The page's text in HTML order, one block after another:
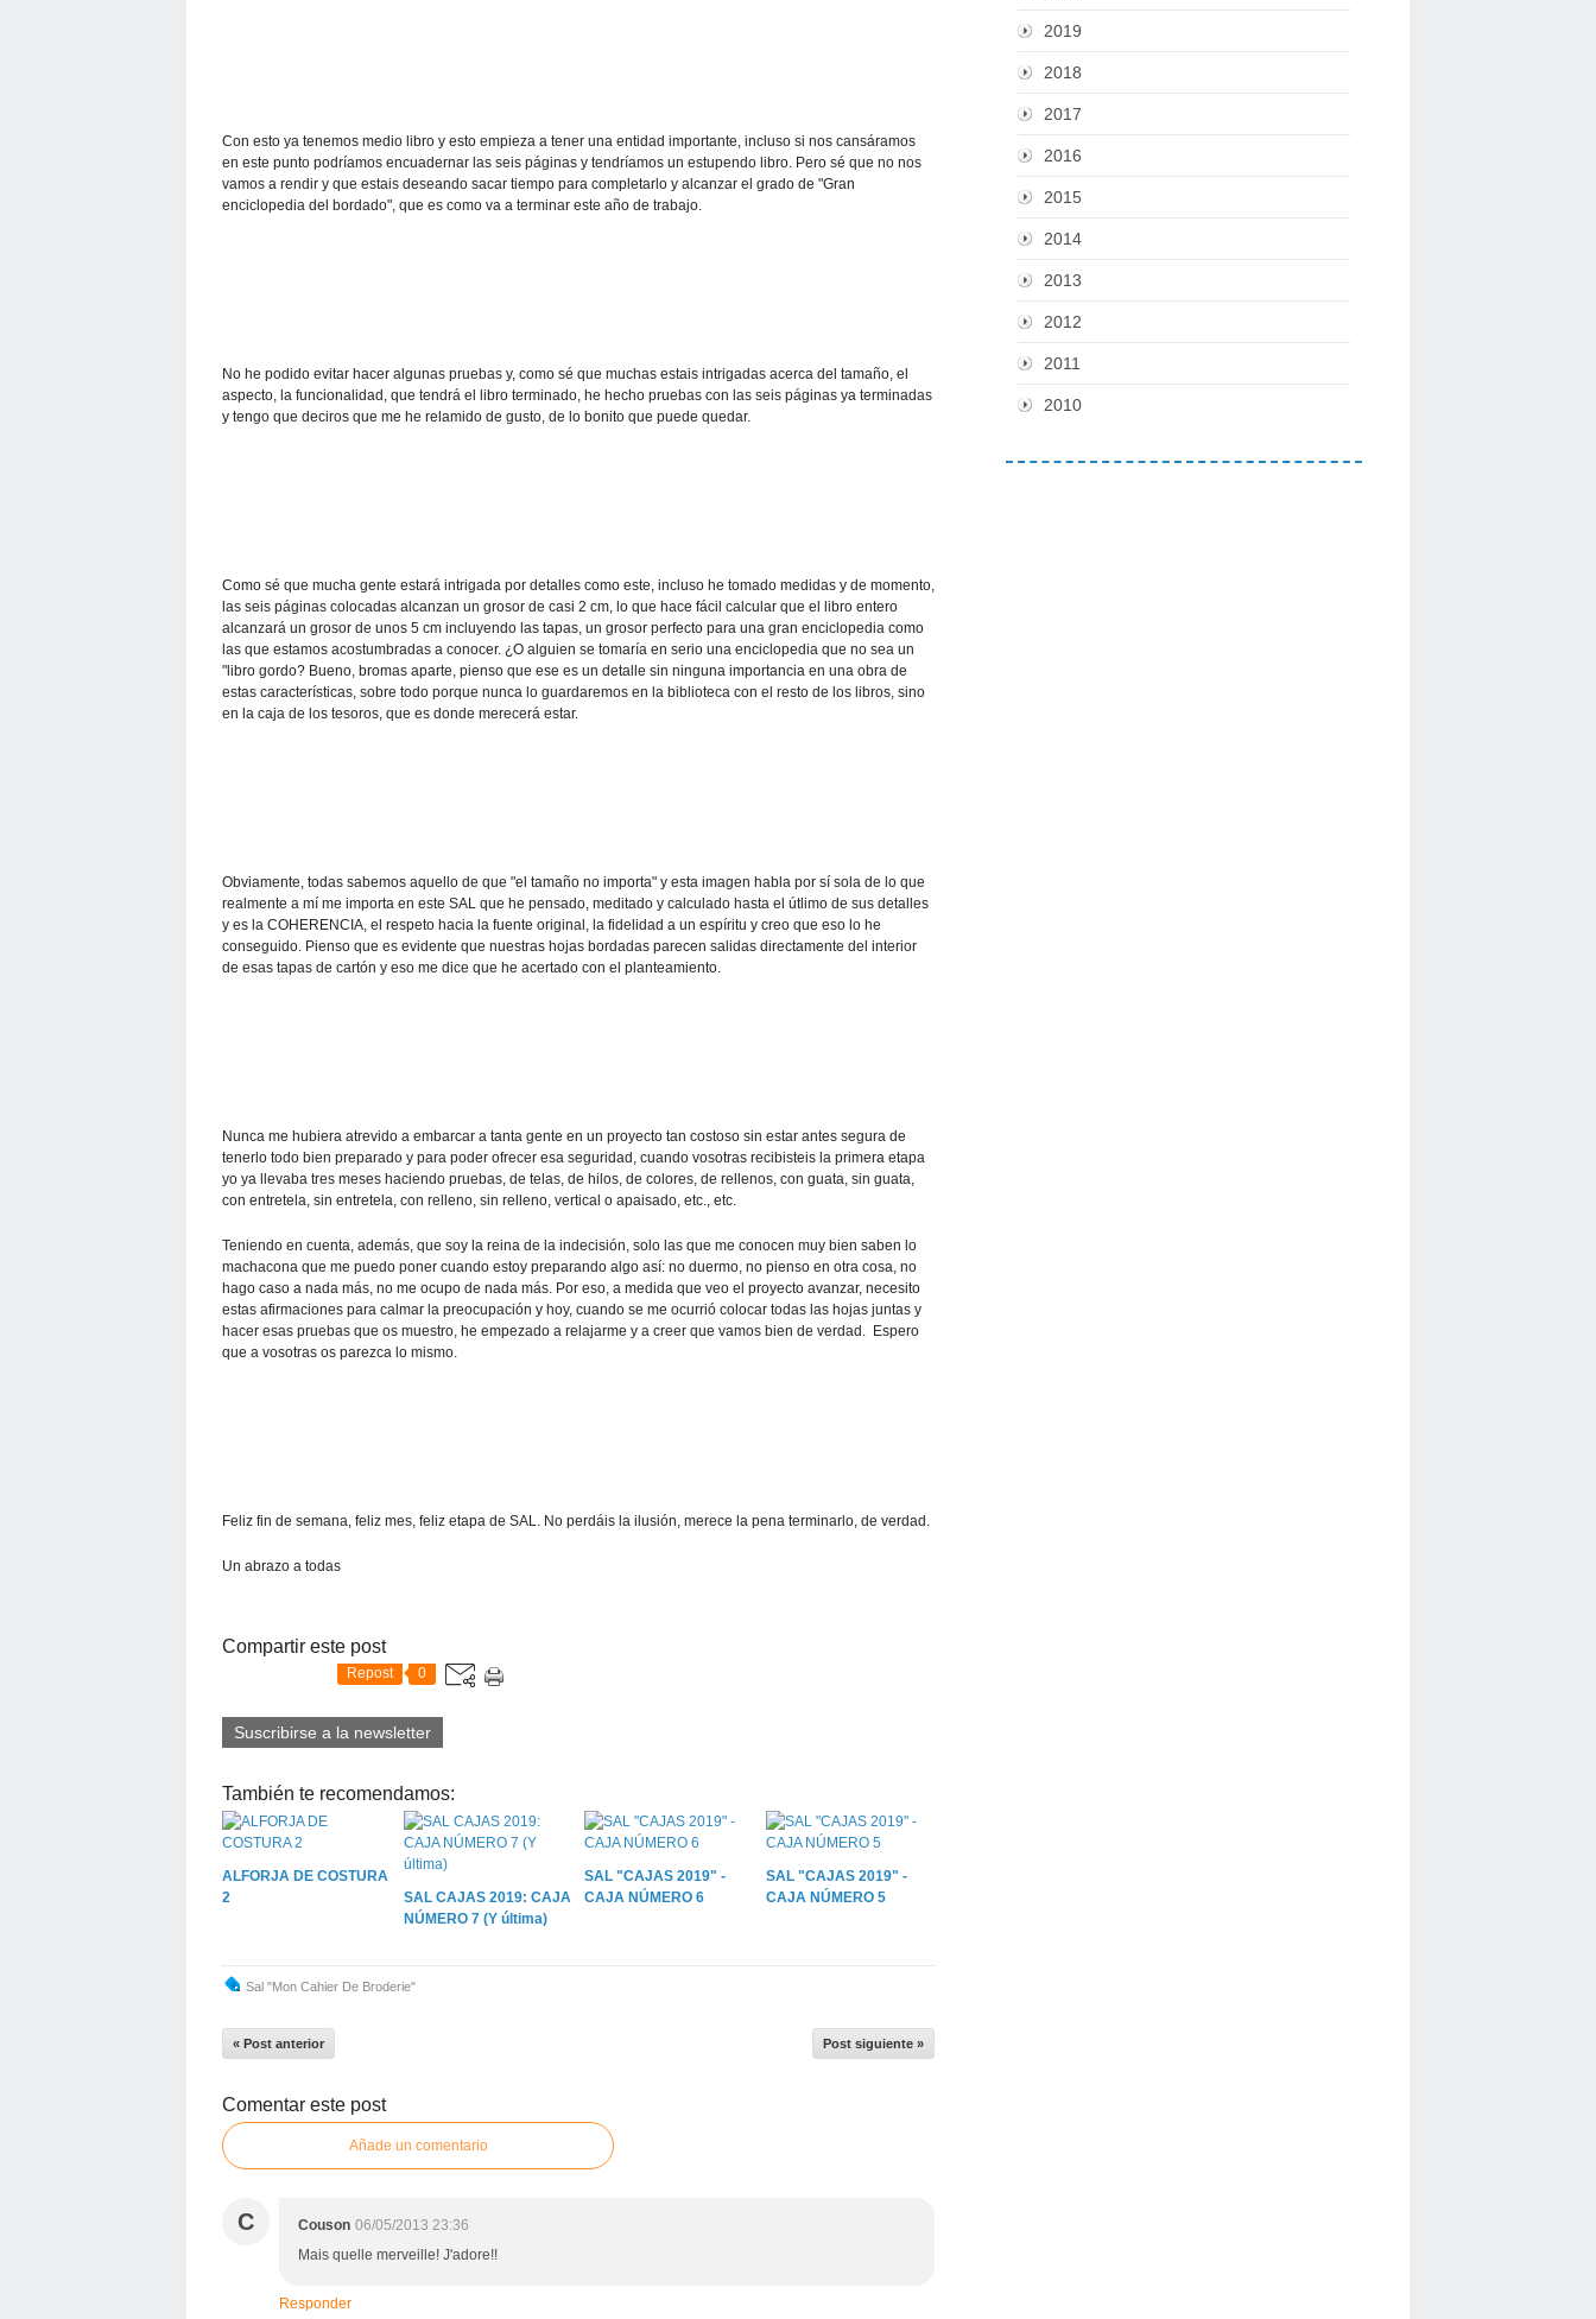
Con esto ya tenemos medio libro y esto empieza a tener una entidad importante, incluso si nos cansáramos
en este punto podríamos encuadernar las seis páginas y tendríamos un estupendo libro. Pero sé que no nos
vamos a rendir y que estais deseando sacar tiempo para completarlo y alcanzar el grado de "Gran
enciclopedia del bordado", que es como va a terminar este año de trabajo.
No he podido evitar hacer algunas pruebas y, como sé que muchas estais intrigadas acerca del tamaño, el
aspecto, la funcionalidad, que tendrá el libro terminado, he hecho pruebas con las seis páginas ya terminadas
y tengo que deciros que me he relamido de gusto, de lo bonito que puede quedar.
Como sé que mucha gente estará intrigada por detalles como este, incluso he tomado medidas y de momento,
las seis páginas colocadas alcanzan un grosor de casi 2 cm, lo que hace fácil calcular que el libro entero
alcanzará un grosor de unos 5 cm incluyendo las tapas, un grosor perfecto para una gran enciclopedia como
las que estamos acostumbradas a conocer. ¿O alguien se tomaría en serio una enciclopedia que no sea un
"libro gordo? Bueno, bromas aparte, pienso que ese es un detalle sin ninguna importancia en una obra de
estas características, sobre todo porque nunca lo guardaremos en la biblioteca con el resto de los libros, sino
en la caja de los tesoros, que es donde merecerá estar.
Obviamente, todas sabemos aquello de que "el tamaño no importa" y esta imagen habla por sí sola de lo que
realmente a mí me importa en este SAL que he pensado, meditado y calculado hasta el útlimo de sus detalles
y es la COHERENCIA, el respeto hacia la fuente original, la fidelidad a un espíritu y creo que eso lo he
conseguido. Pienso que es evidente que nuestras hojas bordadas parecen salidas directamente del interior
de esas tapas de cartón y eso me dice que he acertado con el planteamiento.
Nunca me hubiera atrevido a embarcar a tanta gente en un proyecto tan costoso sin estar antes segura de
tenerlo todo bien preparado y para poder ofrecer esa seguridad, cuando vosotras recibisteis la primera etapa
yo ya llevaba tres meses haciendo pruebas, de telas, de hilos, de colores, de rellenos, con guata, sin guata,
con entretela, sin entretela, con relleno, sin relleno, vertical o apaisado, etc., etc.
Teniendo en cuenta, además, que soy la reina de la indecisión, solo las que me conocen muy bien saben lo
machacona que me puedo poner cuando estoy preparando algo así: no duermo, no pienso en otra cosa, no
hago caso a nada más, no me ocupo de nada más. Por eso, a medida que veo el proyecto avanzar, necesito
estas afirmaciones para calmar la preocupación y hoy, cuando se me ocurrió colocar todas las hojas juntas y
hacer esas pruebas que os muestro, he empezado a relajarme y a creer que vamos bien de verdad. Espero
que a vosotras os parezca lo mismo.
Feliz fin de semana, feliz mes, feliz etapa de SAL. No perdáis la ilusión, merece la pena terminarlo, de verdad.
Un abrazo a todas
Compartir este post
Repost 0
Suscribirse a la newsletter
También te recomendamos:
ALFORJA DE COSTURA
2
SAL CAJAS 2019: CAJA
NÚMERO 7 (Y última)
SAL "CAJAS 2019" -
CAJA NÚMERO 6
SAL "CAJAS 2019" -
CAJA NÚMERO 5
Sal "mon Cahier De Broderie"
« Post anterior Post siguiente »
Comentar este post
Añade un comentario
C Couson 06/05/2013 23:36
Mais quelle merveille! J'adore!!
Responder
2019
2018
2017
2016
2015
2014
2013
2012
2011
2010